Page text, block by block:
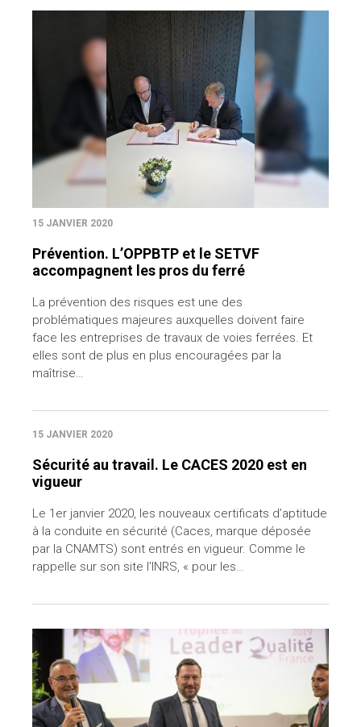
15 JANVIER 2020
Prévention. L’OPPBTP et le SETVF
accompagnent les pros du ferré
La prévention des risques est une des
problématiques majeures auxquelles doivent faire
face les entreprises de travaux de voies ferrées. Et
elles sont de plus en plus encouragées par la
maîtrise…
15 JANVIER 2020
Sécurité au travail. Le CACES 2020 est en
vigueur
Le 1er janvier 2020, les nouveaux certificats d’aptitude
à la conduite en sécurité (Caces, marque déposée
par la CNAMTS) sont entrés en vigueur. Comme le
rappelle sur son site l’INRS, « pour les…